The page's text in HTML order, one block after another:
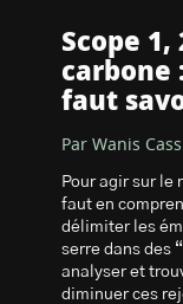
Scope 1,
carbone
faut
Par Wanis
Pour agir sur le
faut en
délimiter les
serre dans des
analyser et
diminuer ces